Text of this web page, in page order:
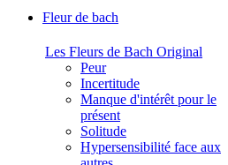
Fleur de bach
Les Fleurs de Bach Original
Peur
Incertitude
Manque d'intérêt pour le
présent
Solitude
Hypersensibilité face aux